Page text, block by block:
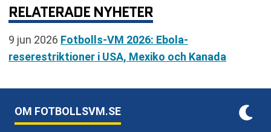
RELATERADE NYHETER
9 jun 2026 Fotbolls-VM 2026: Ebola-
reserestriktioner i USA, Mexiko och Kanada
OM FOTBOLLSVM.SE